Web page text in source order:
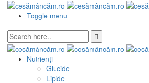
Toggle menu
Nutrienţi
Glucide
Lipide